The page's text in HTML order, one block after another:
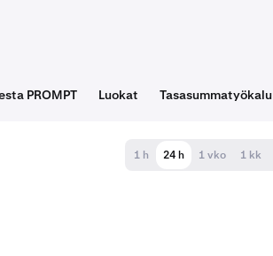
PROMPT Luokat Tasasummatyökalu
1 h 24 h 1 vko 1 kk